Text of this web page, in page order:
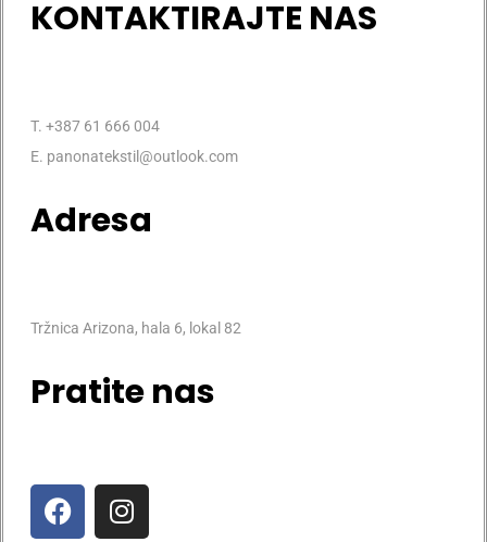
KONTAKTIRAJTE NAS
T. +387 61 666 004
E. panonatekstil@outlook.com
Adresa
Tržnica Arizona, hala 6, lokal 82
Pratite nas